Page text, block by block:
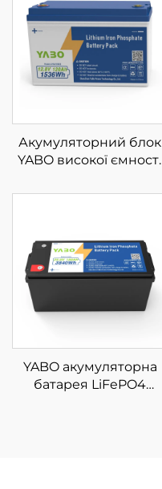
Акумуляторний блок
YABO високої ємності
глибоким циклом
фосфатний, для
автофургонів,
сонячних батарей,
автономних джерел
YABO акумуляторна
батарея LiFePO4